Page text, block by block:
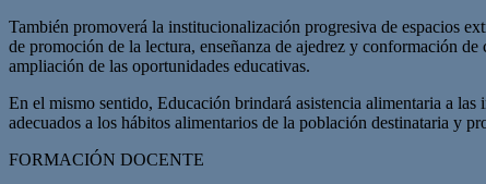
También promoverá la institucionalización progresiva de espacios
de promoción de la lectura, enseñanza de ajedrez y conformación
ampliación de las oportunidades educativas.
En el mismo sentido, Educación brindará asistencia alimentaria a
adecuados a los hábitos alimentarios de la población destinataria y
FORMACIÓN DOCENTE